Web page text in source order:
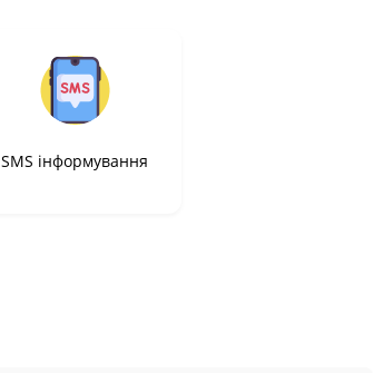
SMS інформування